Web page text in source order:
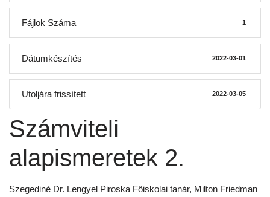
Fájlok Száma 1
Dátumkészítés 2022-03-01
Utoljára frissített 2022-03-05
Számviteli
alapismeretek 2.
Szegediné Dr. Lengyel Piroska Főiskolai tanár, Milton Friedman